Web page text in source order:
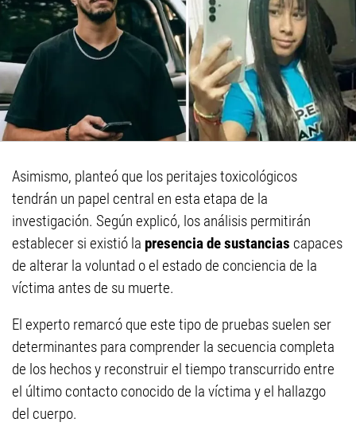
Asimismo, planteó que los peritajes toxicológicos
tendrán un papel central en esta etapa de la
investigación. Según explicó, los análisis permitirán
establecer si existió la presencia de sustancias capaces
de alterar la voluntad o el estado de conciencia de la
víctima antes de su muerte.
El experto remarcó que este tipo de pruebas suelen ser
determinantes para comprender la secuencia completa
de los hechos y reconstruir el tiempo transcurrido entre
el último contacto conocido de la víctima y el hallazgo
del cuerpo.